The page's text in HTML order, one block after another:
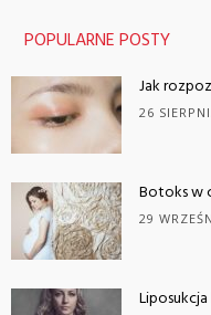
POPULARNE POSTY
Jak
26
Botoks w
29